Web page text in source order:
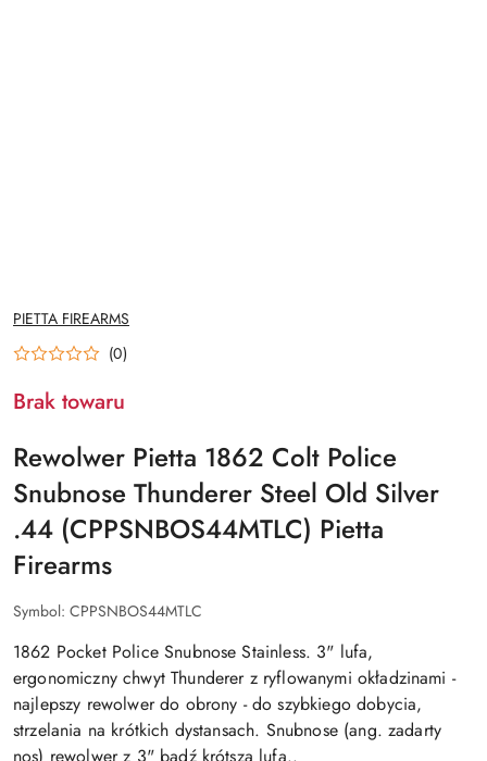
NAZWA
PRODUCENTA:
PIETTA FIREARMS
(0)
Brak towaru
Rewolwer Pietta 1862 Colt Police
Snubnose Thunderer Steel Old Silver
.44 (CPPSNBOS44MTLC) Pietta
Firearms
Symbol: CPPSNBOS44MTLC
1862 Pocket Police Snubnose Stainless. 3" lufa,
ergonomiczny chwyt Thunderer z ryflowanymi okładzinami -
najlepszy rewolwer do obrony - do szybkiego dobycia,
strzelania na krótkich dystansach. Snubnose (ang. zadarty
nos) rewolwer z 3" bądź krótszą lufą..